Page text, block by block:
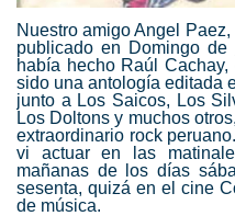
Nuestro amigo Angel
publicado en Domingo de
había hecho Raúl Cachay,
sido una antología editada
junto a Los Saicos, Los
Los Doltons y muchos
extraordinario rock
vi actuar en las
mañanas de los días
sesenta, quizá en el cine
de música.